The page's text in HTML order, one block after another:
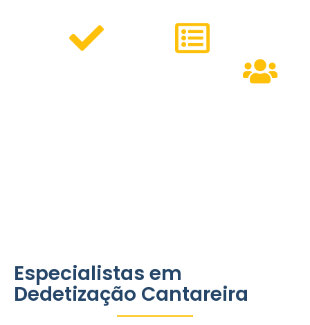
Especialistas em
Dedetização Cantareira